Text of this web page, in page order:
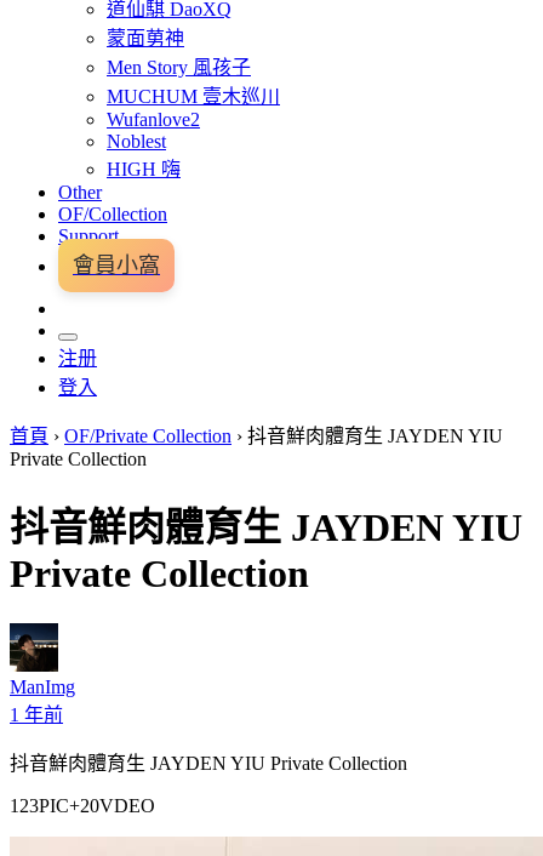
道仙騏 DaoXQ
蒙面莮神
Men Story 風孩子
MUCHUM 壹木巡川
Wufanlove2
Noblest
HIGH 嗨
Other
OF/Collection
Support
會員小窩
注册
登入
首頁 › OF/Private Collection › 抖音鮮肉體育生 JAYDEN YIU
Private Collection
抖音鮮肉體育生 JAYDEN YIU
Private Collection
ManImg
1 年前
抖音鮮肉體育生 JAYDEN YIU Private Collection
123PIC+20VDEO